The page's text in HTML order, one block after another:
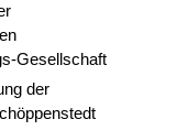
Gesellschaft
der